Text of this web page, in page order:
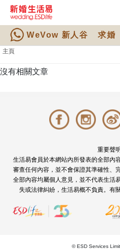
WeVow 新人谷 求婚
主頁
沒有相關文章
重要聲
生活易會員於本網站內所發表的全部內
審查任何內容，並不會保證其準確性、
全部內容均屬個人意見，並不代表生活
失或法律糾紛，生活易概不負責。有
© ESD Services